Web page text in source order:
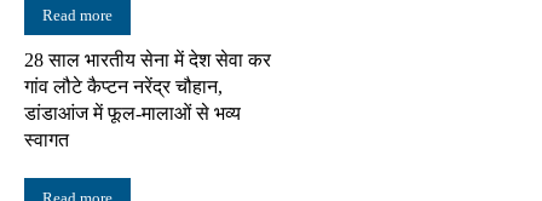
Read more
28 साल भारतीय सेना में देश सेवा कर
गांव लौटे कैप्टन नरेंद्र चौहान,
डांडाआंज में फूल-मालाओं से भव्य
स्वागत